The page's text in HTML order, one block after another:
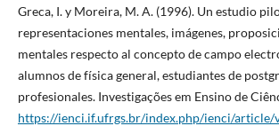
Greca, I. y Moreira, M. A. (1996). Un estudio
representaciones mentales, imágenes,
mentales respecto al concepto de campo
alumnos de física general, estudiantes de
profesionales. Investigações em Ensino de
https://ienci.if.ufrgs.br/index.php/ienci/article/